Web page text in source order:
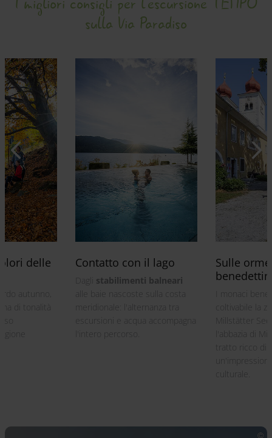
sulla Via Paradiso
delle
autunno,
di tonalità
Contatto con il lago
stabilimenti balneari
alle baie nascoste sulla costa
meridionale: l'alternanza tra
escursioni e acqua accompagna
l'intero percorso.
Sulle
coltivabile la
Millstätter
l'abbazia di
tratto ricco di
culturale.